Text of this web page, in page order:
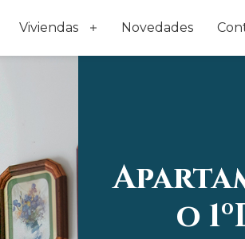
Viviendas
Abrir
el
Novedades
o